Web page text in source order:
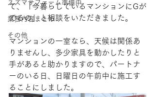
スズマサファーム準備中
業務内容まとめ
その他
て、「今暮らしているマンションにGが
でるの」と相談をいただきました。
マンションの一室なら、天候は関係あ
りませんし、多少家具を動かしたりと
手があると助かりますので、パートナ
ーのいる日、日曜日の午前中に施工す
ることにしました。